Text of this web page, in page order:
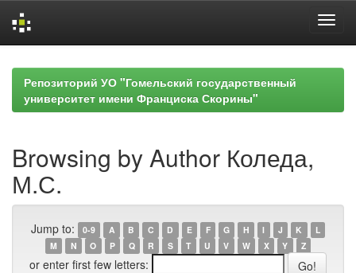
navigationРепозиторий УО "Гомельский государственный
университет имени Франциска Скорины"
Browsing by Author Коледа,
М.С.
Jump to: 0-9 A B C D E F G H I J K
L
M
N O P Q R S T U V W X Y Z
or enter first few letters: